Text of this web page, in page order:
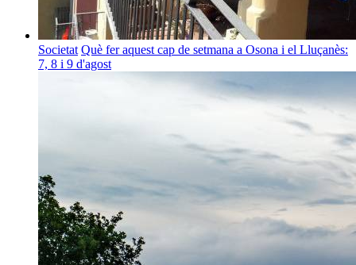
Societat Què fer aquest cap de setmana a Osona i el Lluçanès:
7, 8 i 9 d'agost